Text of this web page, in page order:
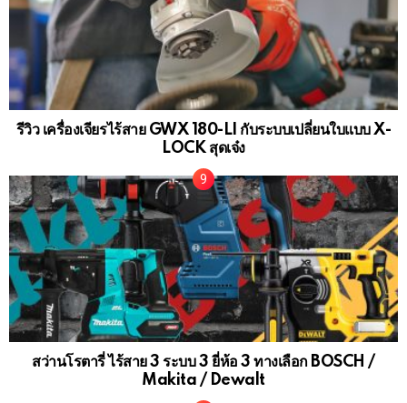
รีวิว เครื่องเจียรไร้สาย GWX 180-LI กับระบบเปลี่ยนใบแบบ X-
LOCK สุดเจ๋ง
สว่านโรตารี่ ไร้สาย 3 ระบบ 3 ยี่ห้อ 3 ทางเลือก BOSCH /
Makita / Dewalt